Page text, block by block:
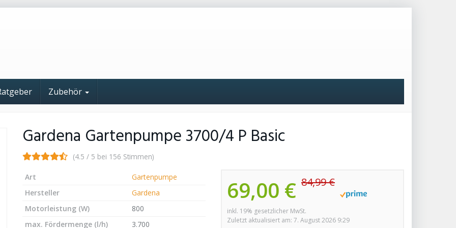
Zubehör
Gardena Gartenpumpe 3700/4 P Basic
(4.5 / 5 bei 156 Stimmen)
69,00 € 84,99 €
inkl. 19% gesetzlicher MwSt.
Zuletzt aktualisiert am: 7. August 2026 9:29
Art
Gartenpumpe
Hersteller
Gardena
Motorleistung (W)
800
max. Fördermenge (l/h)
3.700